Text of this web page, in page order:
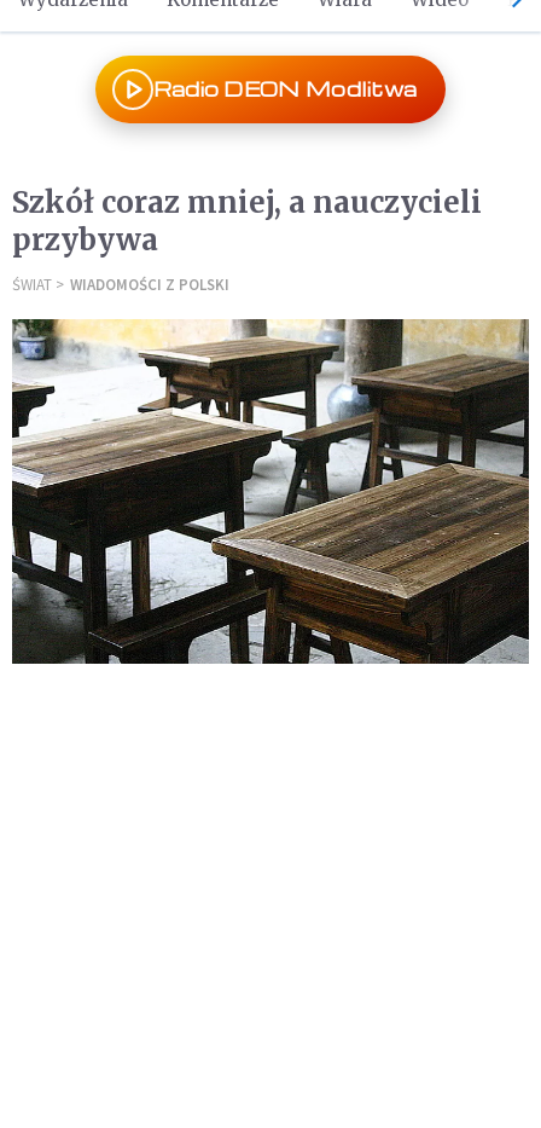
Radio DEON Modlitwa
Szkół coraz mniej, a nauczycieli
przybywa
ŚWIAT WIADOMOŚCI Z POLSKI